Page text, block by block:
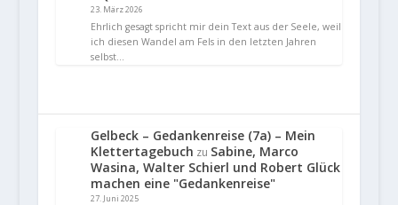
23. März 2026
Ehrlich gesagt spricht mir dein Text aus der Seele, weil
ich diesen Wandel am Fels in den letzten Jahren
selbst…
Gelbeck – Gedankenreise (7a) – Mein
Klettertagebuch zu Sabine, Marco
Wasina, Walter Schierl und Robert Glück
machen eine "Gedankenreise"
27. Juni 2025